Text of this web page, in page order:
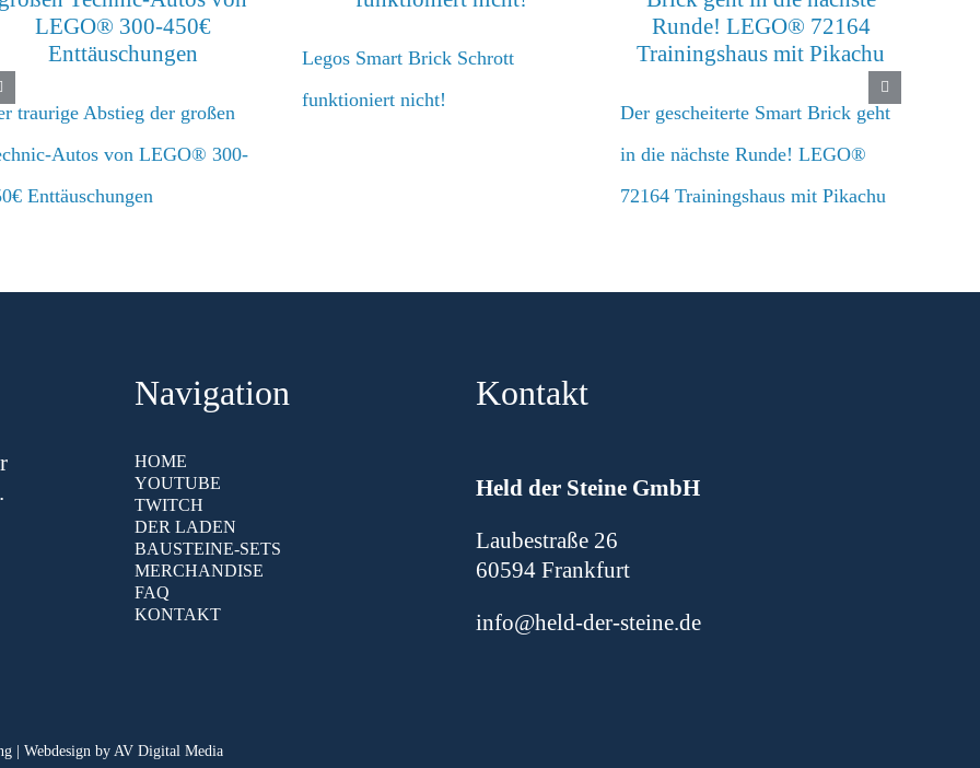
traurige Abstieg der großen
Autos von LEGO® 300-
Enttäuschungen
Legos Smart Brick Schrott
funktioniert nicht!
Der gescheiterte Smart Brick geht
in die nächste Runde! LEGO®
72164 Trainingshaus mit Pikachu
Navigation
HOME
YOUTUBE
TWITCH
DER LADEN
BAUSTEINE-SETS
MERCHANDISE
FAQ
KONTAKT
Kontakt
Held der Steine GmbH
Laubestraße 26
60594 Frankfurt
info@held-der-steine.de
| Webdesign by AV Digital Media